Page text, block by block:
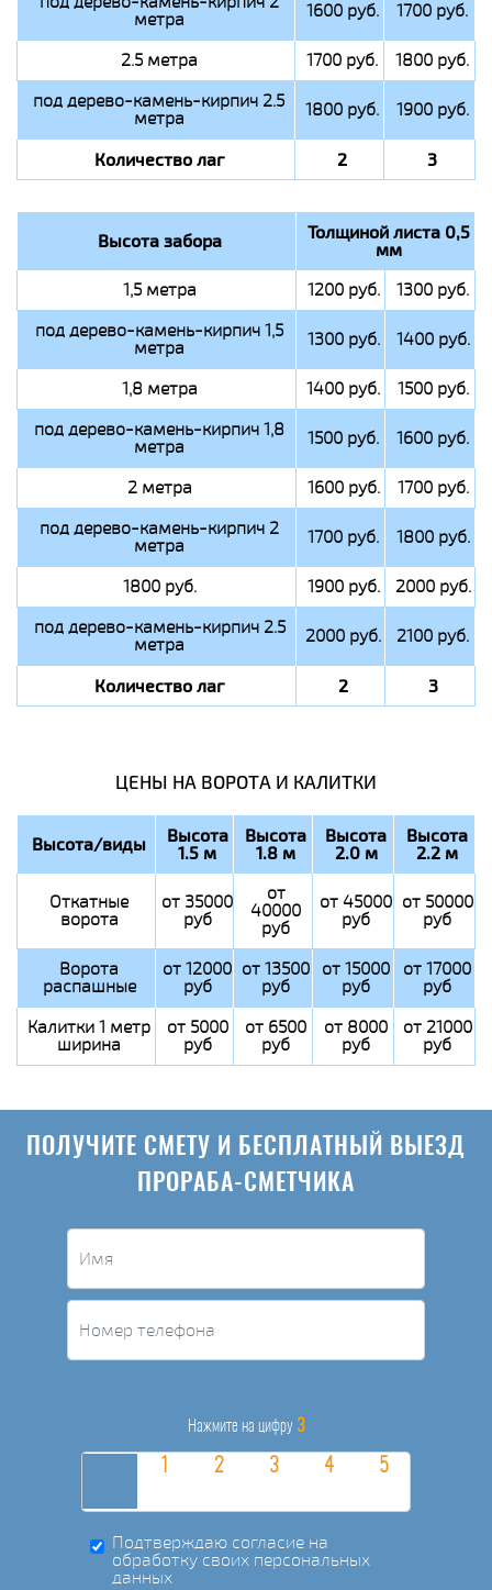
метра 1600 руб. 1700 руб.
2.5 метра 1700 руб.
1800 руб.
под дерево-камень-кирпич 2.5
метра 1800 руб. 1900 руб.
Количество лаг 2 3
Высота забора Толщиной листа 0,5
мм
1,5 метра 1200 руб.
1300 руб.
под дерево-камень-кирпич 1,5
метра 1300 руб. 1400 руб.
1,8 метра 1400 руб.
1500 руб.
под дерево-камень-кирпич 1,8
метра 1500 руб. 1600 руб.
2 метра 1600 руб.
1700 руб.
под дерево-камень-кирпич 2
метра 1700 руб. 1800 руб.
1800 руб. 1900 руб.
2000 руб.
под дерево-камень-кирпич 2.5
метра 2000 руб. 2100 руб.
Количество лаг 2 3
ЦЕНЫ НА ВОРОТА И КАЛИТКИ
Высота/виды Высота
1.5 м
Высота
1.8 м
Высота
2.0 м
Высота
2.2 м
Откатные
ворота
от 35000
руб
от
40000
руб
от 45000
руб
от 50000
руб
Ворота
распашные
от 12000
руб
от 13500
руб
от 15000
руб
от 17000
руб
Калитки 1 метр
ширина
от 5000
руб
от 6500
руб
от 8000
руб
от 21000
руб
ПОЛУЧИТЕ СМЕТУ И БЕСПЛАТНЫЙ ВЫЕЗД
ПРОРАБА-СМЕТЧИКА
Нажмите на цифру 3
Подтверждаю согласие на
обработку своих персональных
данных